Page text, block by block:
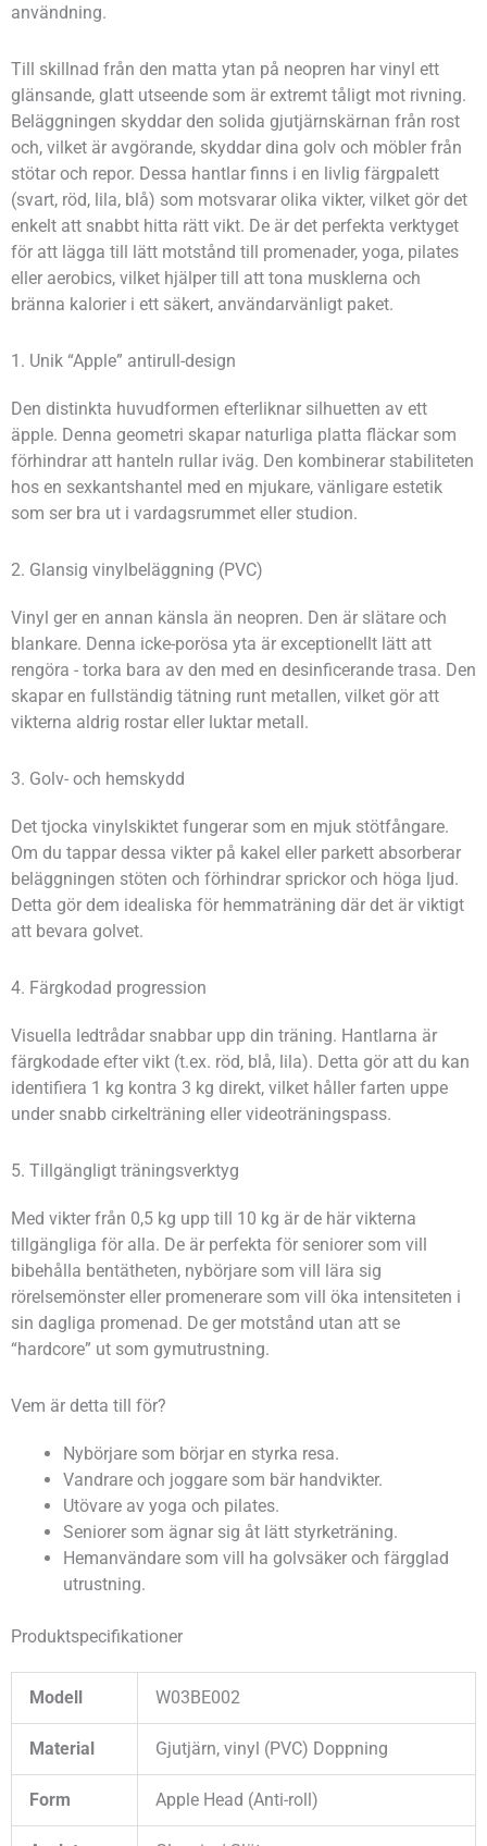
användning.
Till skillnad från den matta ytan på neopren har vinyl ett
glänsande, glatt utseende som är extremt tåligt mot rivning.
Beläggningen skyddar den solida gjutjärnskärnan från rost
och, vilket är avgörande, skyddar dina golv och möbler från
stötar och repor. Dessa hantlar finns i en livlig färgpalett
(svart, röd, lila, blå) som motsvarar olika vikter, vilket gör det
enkelt att snabbt hitta rätt vikt. De är det perfekta verktyget
för att lägga till lätt motstånd till promenader, yoga, pilates
eller aerobics, vilket hjälper till att tona musklerna och
bränna kalorier i ett säkert, användarvänligt paket.
1. Unik “Apple” antirull-design
Den distinkta huvudformen efterliknar silhuetten av ett
äpple. Denna geometri skapar naturliga platta fläckar som
förhindrar att hanteln rullar iväg. Den kombinerar stabiliteten
hos en sexkantshantel med en mjukare, vänligare estetik
som ser bra ut i vardagsrummet eller studion.
2. Glansig vinylbeläggning (PVC)
Vinyl ger en annan känsla än neopren. Den är slätare och
blankare. Denna icke-porösa yta är exceptionellt lätt att
rengöra - torka bara av den med en desinficerande trasa. Den
skapar en fullständig tätning runt metallen, vilket gör att
vikterna aldrig rostar eller luktar metall.
3. Golv- och hemskydd
Det tjocka vinylskiktet fungerar som en mjuk stötfångare.
Om du tappar dessa vikter på kakel eller parkett absorberar
beläggningen stöten och förhindrar sprickor och höga ljud.
Detta gör dem idealiska för hemmaträning där det är viktigt
att bevara golvet.
4. Färgkodad progression
Visuella ledtrådar snabbar upp din träning. Hantlarna är
färgkodade efter vikt (t.ex. röd, blå, lila). Detta gör att du kan
identifiera 1 kg kontra 3 kg direkt, vilket håller farten uppe
under snabb cirkelträning eller videoträningspass.
5. Tillgängligt träningsverktyg
Med vikter från 0,5 kg upp till 10 kg är de här vikterna
tillgängliga för alla. De är perfekta för seniorer som vill
bibehålla bentätheten, nybörjare som vill lära sig
rörelsemönster eller promenerare som vill öka intensiteten i
sin dagliga promenad. De ger motstånd utan att se
“hardcore” ut som gymutrustning.
Vem är detta till för?
Nybörjare som börjar en styrka resa.
Vandrare och joggare som bär handvikter.
Utövare av yoga och pilates.
Seniorer som ägnar sig åt lätt styrketräning.
Hemanvändare som vill ha golvsäker och färgglad
utrustning.
Produktspecifikationer
Modell W03BE002
Material Gjutjärn, vinyl (PVC) Doppning
Form Apple Head (Anti-roll)